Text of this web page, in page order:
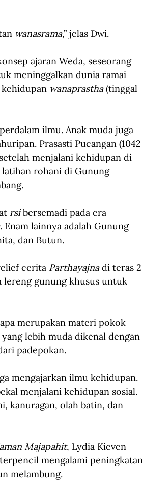
wanasrama,” jelas Dwi.
ajaran Weda, seseorang
meninggalkan dunia ramai
wanaprastha (tinggal
ilmu. Anak muda juga
Prasasti Pucangan (1042
menjalani kehidupan di
latihan rohani di Gunung
rsi bersemadi pada era
. Enam lainnya adalah Gunung
dan Butun.
cerita Parthayajna di teras 2
lereng gunung khusus untuk
merupakan materi pokok
lebih muda dikenal dengan
padepokan.
mengajarkan ilmu kehidupan.
menjalani kehidupan sosial.
kanuragan, olah batin, dan
Majapahit, Lydia Kieven
mengalami peningkatan
melambung.